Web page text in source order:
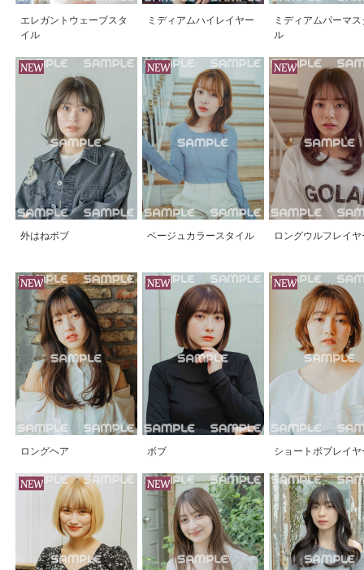
エレガントウェーブスタ
イル
ミディアムハイレイヤー
ミディアムパーマス
ル
外はねボブ ベージュカラースタイル ロングウルフレイヤ
ロングヘア ボブ ショートボブレイヤ